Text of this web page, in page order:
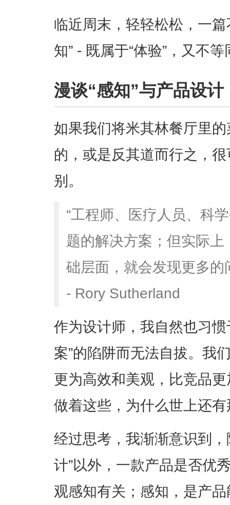
临近周末，轻轻松松，一
知” - 既属于“体验”，又不
漫谈“感知”与产品设计
如果我们将米其林餐厅里
的，或是反其道而行之，
别。
“工程师、医疗人员、科
题的解决方案；但实际
础层面，就会发现更多的
- Rory Sutherland
作为设计师，我自然也习
案”的陷阱而无法自拔。我
更为高效和美观，比竞品
做着这些，为什么世上还
经过思考，我渐渐意识到
计”以外，一款产品是否优
观感知有关；感知，是产